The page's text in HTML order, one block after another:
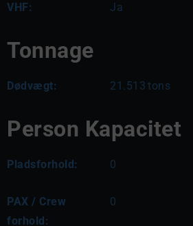
VHF: Ja
Tonnage
Dødvægt: 21.513 tons
Person Kapacitet
Pladsforhold: 0
PAX / Crew
forhold:
0